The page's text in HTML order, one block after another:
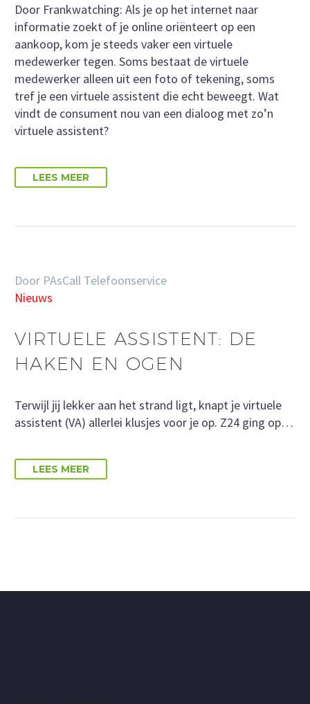
Door Frankwatching: Als je op het internet naar
informatie zoekt of je online oriënteert op een
aankoop, kom je steeds vaker een virtuele
medewerker tegen. Soms bestaat de virtuele
medewerker alleen uit een foto of tekening, soms
tref je een virtuele assistent die echt beweegt. Wat
vindt de consument nou van een dialoog met zo’n
virtuele assistent?
LEES MEER
Door PAsCall Telefoonservice
Nieuws
VIRTUELE ASSISTENT: DE
HAKEN EN OGEN
Terwijl jij lekker aan het strand ligt, knapt je virtuele
assistent (VA) allerlei klusjes voor je op. Z24 ging op…
LEES MEER